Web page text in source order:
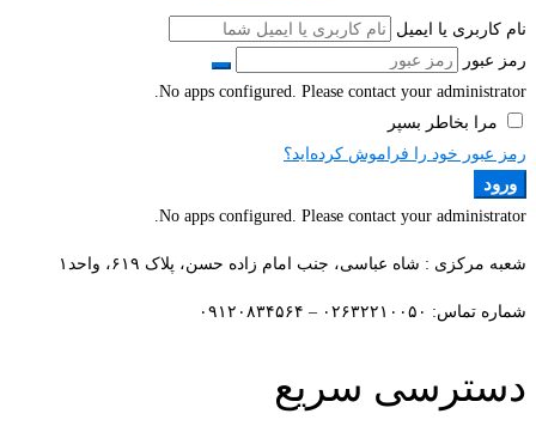
نام کاربری یا ایمیل
رمز عبور
No apps configured. Please contact your administrator.
مرا بخاطر بسپر
رمز عبور خود را فراموش کرده‌اید؟
ورود
No apps configured. Please contact your administrator.
شعبه مرکزی : شاه عباسی، جنب امام زاده حسن، پلاک ۶۱۹، واحد۱​
شماره تماس: ۰۲۶۳۲۲۱۰۰۵۰ – ۰۹۱۲۰۸۳۴۵۶۴
دسترسی سریع